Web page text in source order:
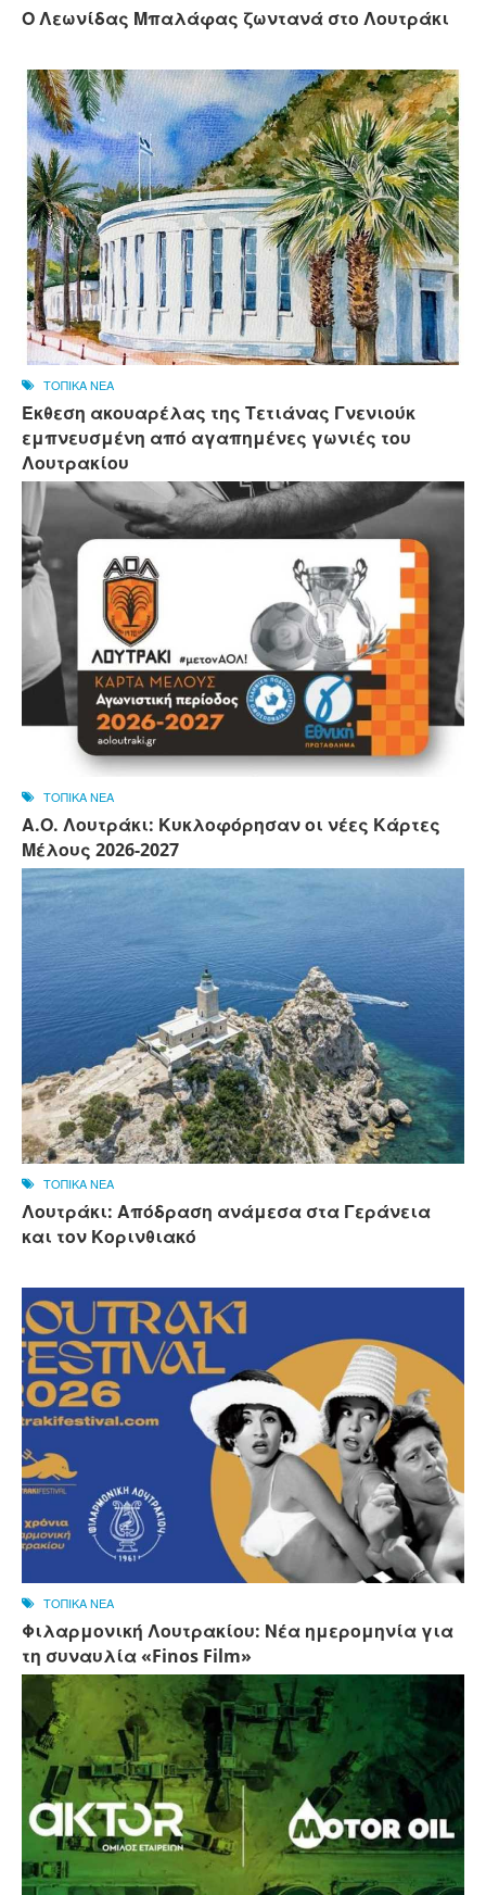
Ο Λεωνίδας Μπαλάφας ζωντανά στο Λουτράκι
ΤΟΠΙΚΑ ΝΕΑ
Έκθεση ακουαρέλας της Τετιάνας Γνενιούκ
εμπνευσμένη από αγαπημένες γωνιές του
Λουτρακίου
ΤΟΠΙΚΑ ΝΕΑ
Α.Ο. Λουτράκι: Κυκλοφόρησαν οι νέες Κάρτες
Μέλους 2026-2027
ΤΟΠΙΚΑ ΝΕΑ
Λουτράκι: Απόδραση ανάμεσα στα Γεράνεια
και τον Κορινθιακό
ΤΟΠΙΚΑ ΝΕΑ
Φιλαρμονική Λουτρακίου: Νέα ημερομηνία για
τη συναυλία «Finos Film»